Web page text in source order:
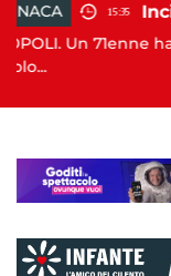
perso la vita in un